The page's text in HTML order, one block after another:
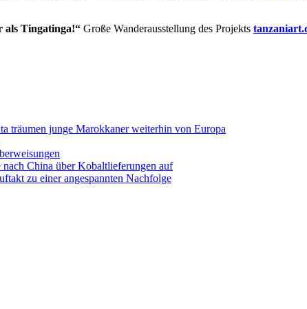
als Tingatinga!“ Große Wanderausstellung des Projekts
träumen junge Marokkaner weiterhin von Europa
China über Kobaltlieferungen auf
zu einer angespannten Nachfolge